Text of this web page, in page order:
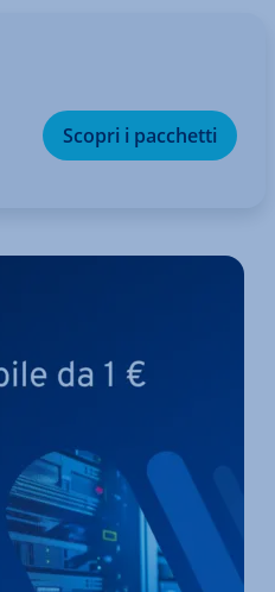
Scopri i pacchetti